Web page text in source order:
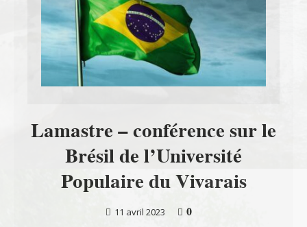
Lamastre – conférence sur le
Brésil de l’Université
Populaire du Vivarais
11 avril 2023
0